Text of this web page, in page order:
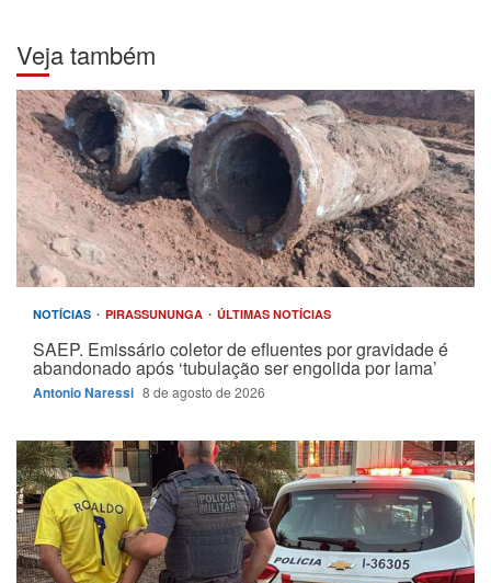
Veja também
NOTÍCIAS PIRASSUNUNGA ÚLTIMAS NOTÍCIAS
SAEP. Emissário coletor de efluentes por gravidade é
abandonado após ‘tubulação ser engolida por lama’
Antonio Naressi 8 de agosto de 2026